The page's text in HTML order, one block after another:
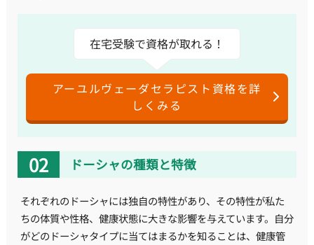
在宅受験で資格が取れる！
アーユルヴェーダセラピスト資格を詳
しくみる
ドーシャの種類と特徴
それぞれのドーシャには独自の特性があり、その特性が私た
ちの体質や性格、健康状態に大きな影響を与えています。自分
がどのドーシャタイプに当てはまるかを知ることは、健康管